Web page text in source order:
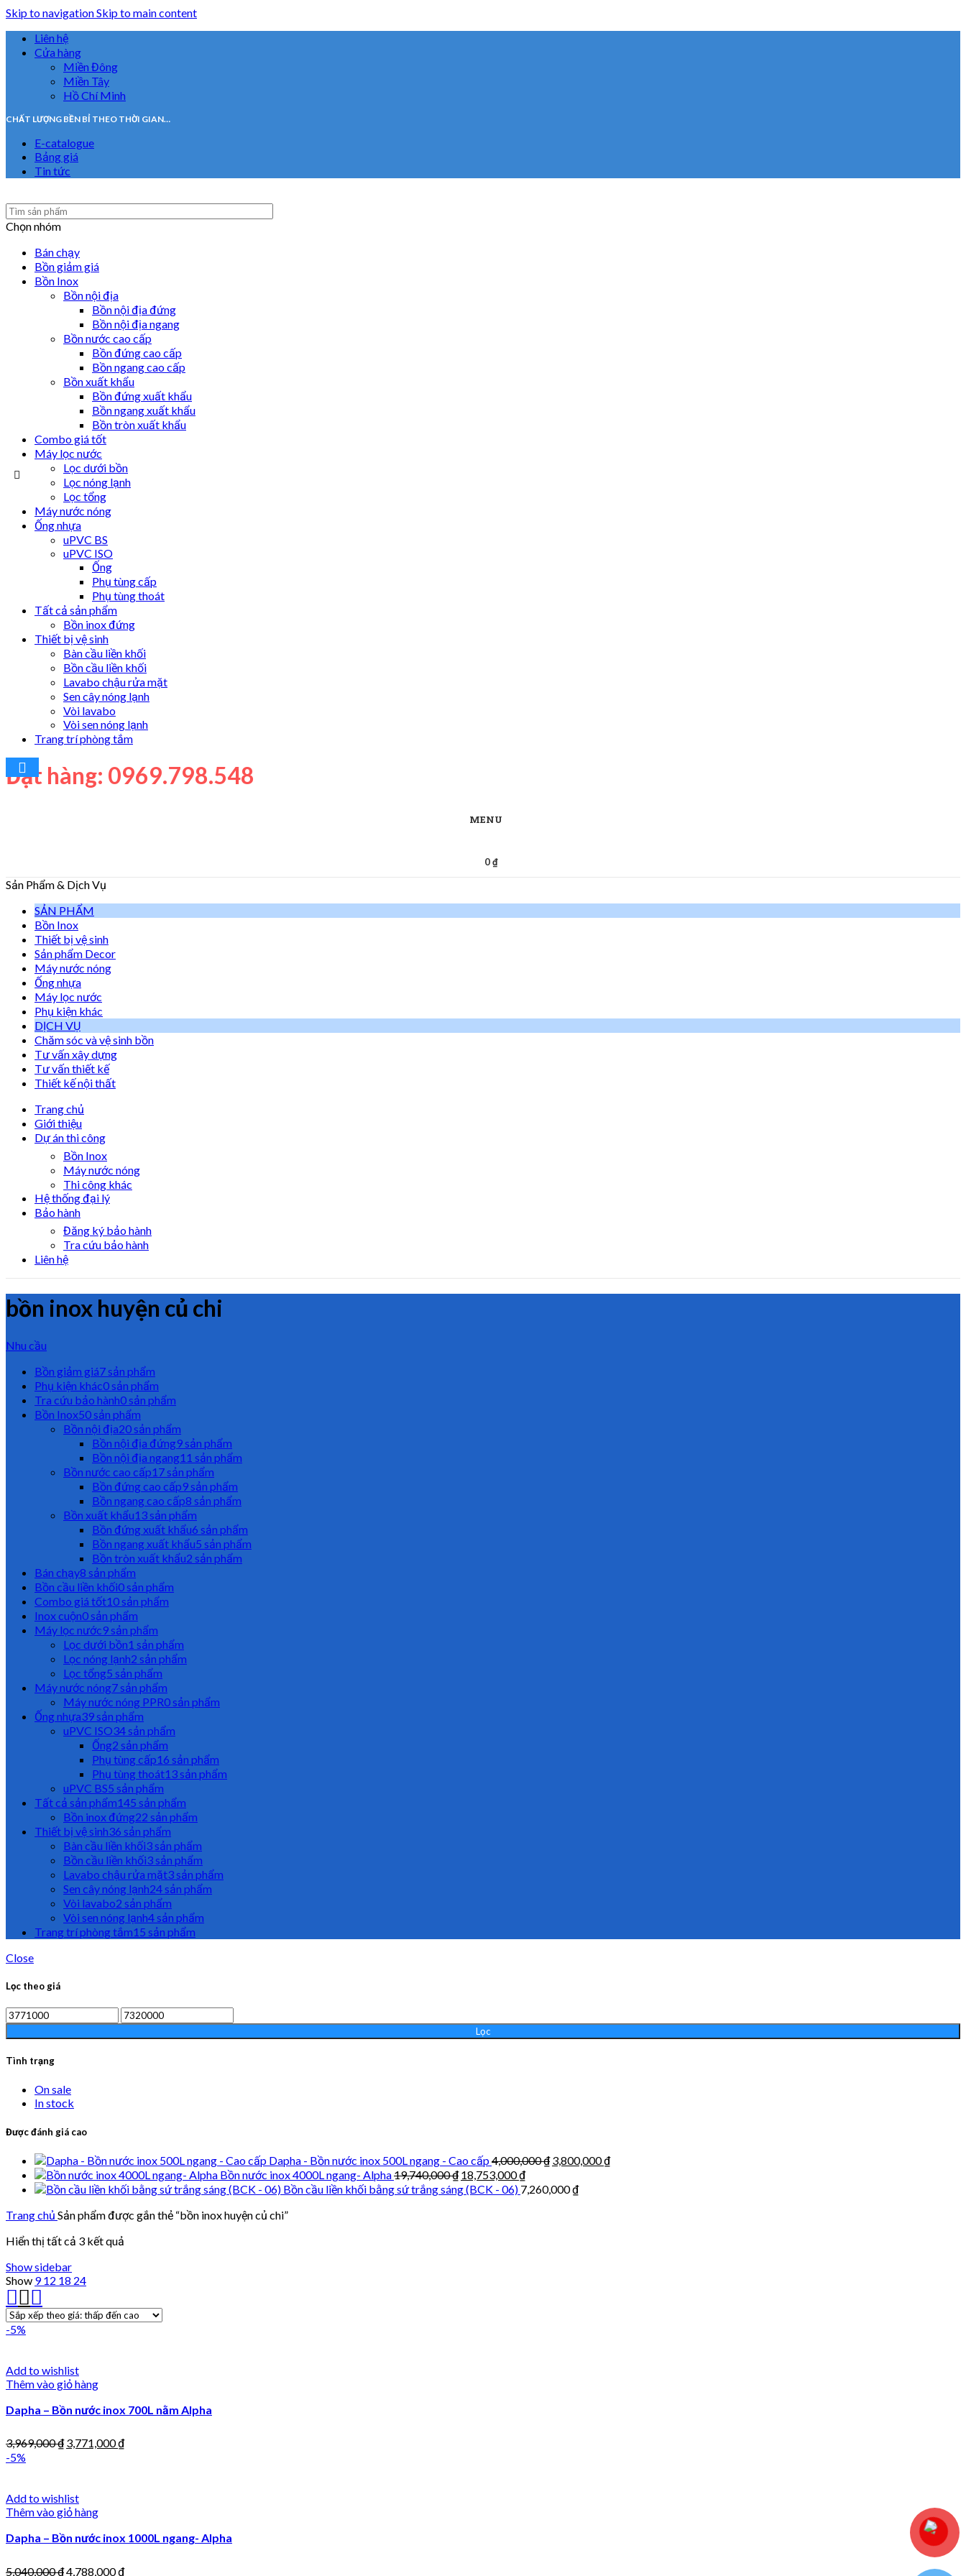
Skip to navigationSkip to main content
Liên hệ
Cửa hàng
Miền Đông
Miền Tây
Hồ Chí Minh
CHẤT LƯỢNG BỀN BỈ THEO THỜI GIAN…
E-catalogue
Bảng giá
Tin tức
Chọn nhóm
Bán chạy
Bồn giảm giá
Bồn Inox
Bồn nội địa
Bồn nội địa đứng
Bồn nội địa ngang
Bồn nước cao cấp
Bồn đứng cao cấp
Bồn ngang cao cấp
Bồn xuất khẩu
Bồn đứng xuất khẩu
Bồn ngang xuất khẩu
Bồn tròn xuất khẩu
Combo giá tốt
Máy lọc nước
Lọc dưới bồn
Lọc nóng lạnh
Lọc tổng
Máy nước nóng
Ống nhựa
uPVC BS
uPVC ISO
Ống
Phụ tùng cấp
Phụ tùng thoát
Tất cả sản phẩm
Bồn inox đứng
Thiết bị vệ sinh
Bàn cầu liền khối
Bồn cầu liền khối
Lavabo chậu rửa mặt
Sen cây nóng lạnh
Vòi lavabo
Vòi sen nóng lạnh
Trang trí phòng tắm
Đặt hàng: 0969.798.548
MENU
0₫
Sản Phẩm & Dịch Vụ
SẢN PHẨM
Bồn Inox
Thiết bị vệ sinh
Sản phẩm Decor
Máy nước nóng
Ống nhựa
Máy lọc nước
Phụ kiện khác
DỊCH VỤ
Chăm sóc và vệ sinh bồn
Tư vấn xây dựng
Tư vấn thiết kế
Thiết kế nội thất
Trang chủ
Giới thiệu
Dự án thi công
Bồn Inox
Máy nước nóng
Thi công khác
Hệ thống đại lý
Bảo hành
Đăng ký bảo hành
Tra cứu bảo hành
Liên hệ
bồn inox huyện củ chi
Nhu cầu
Bồn giảm giá7 sản phẩm
Phụ kiện khác0 sản phẩm
Tra cứu bảo hành0 sản phẩm
Bồn Inox50 sản phẩm
Bồn nội địa20 sản phẩm
Bồn nội địa đứng9 sản phẩm
Bồn nội địa ngang11 sản phẩm
Bồn nước cao cấp17 sản phẩm
Bồn đứng cao cấp9 sản phẩm
Bồn ngang cao cấp8 sản phẩm
Bồn xuất khẩu13 sản phẩm
Bồn đứng xuất khẩu6 sản phẩm
Bồn ngang xuất khẩu5 sản phẩm
Bồn tròn xuất khẩu2 sản phẩm
Bán chạy8 sản phẩm
Bồn cầu liền khối0 sản phẩm
Combo giá tốt10 sản phẩm
Inox cuộn0 sản phẩm
Máy lọc nước9 sản phẩm
Lọc dưới bồn1 sản phẩm
Lọc nóng lạnh2 sản phẩm
Lọc tổng5 sản phẩm
Máy nước nóng7 sản phẩm
Máy nước nóng PPR0 sản phẩm
Ống nhựa39 sản phẩm
uPVC ISO34 sản phẩm
Ống2 sản phẩm
Phụ tùng cấp16 sản phẩm
Phụ tùng thoát13 sản phẩm
uPVC BS5 sản phẩm
Tất cả sản phẩm145 sản phẩm
Bồn inox đứng22 sản phẩm
Thiết bị vệ sinh36 sản phẩm
Bàn cầu liền khối3 sản phẩm
Bồn cầu liền khối3 sản phẩm
Lavabo chậu rửa mặt3 sản phẩm
Sen cây nóng lạnh24 sản phẩm
Vòi lavabo2 sản phẩm
Vòi sen nóng lạnh4 sản phẩm
Trang trí phòng tắm15 sản phẩm
Close
Lọc theo giá
Lọc
Tình trạng
On sale
In stock
Được đánh giá cao
Dapha - Bồn nước inox 500L ngang - Cao cấp4,000,000₫ 3,800,000₫
Bồn nước inox 4000L ngang- Alpha19,740,000₫ 18,753,000₫
Bồn cầu liền khối bằng sứ trắng sáng (BCK - 06) 7,260,000₫
Trang chủ Sản phẩm được gắn thẻ “bồn inox huyện củ chi”
Hiển thị tất cả 3 kết quả
Show sidebar
Show 912 18 24
-5%
Add to wishlist
Thêm vào giỏ hàng
Dapha – Bồn nước inox 700L nằm Alpha
3,969,000₫ 3,771,000₫
-5%
Add to wishlist
Thêm vào giỏ hàng
Dapha – Bồn nước inox 1000L ngang- Alpha
5,040,000₫4,788,000₫